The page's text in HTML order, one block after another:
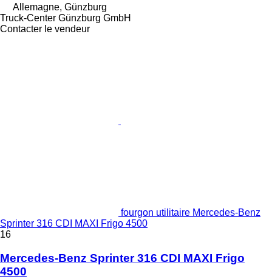
Allemagne, Günzburg
Truck-Center Günzburg GmbH
Contacter le vendeur
fourgon utilitaire Mercedes-Benz
Sprinter 316 CDI MAXI Frigo 4500
16
Mercedes-Benz Sprinter 316 CDI MAXI Frigo
4500